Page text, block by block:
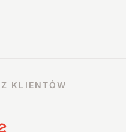
KLIENTÓW